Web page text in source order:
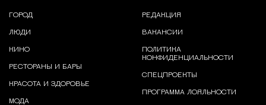
ГОРОД
ЛЮДИ
КИНО
РЕСТОРАНЫ И БАРЫ
КРАСОТА И ЗДОРОВЬЕ
МОДА
РЕДАКЦИЯ
ВАКАНСИИ
ПОЛИТИКА
КОНФИДЕНЦИАЛЬНОСТИ
СПЕЦПРОЕКТЫ
ПРОГРАММА ЛОЯЛЬНОСТИ